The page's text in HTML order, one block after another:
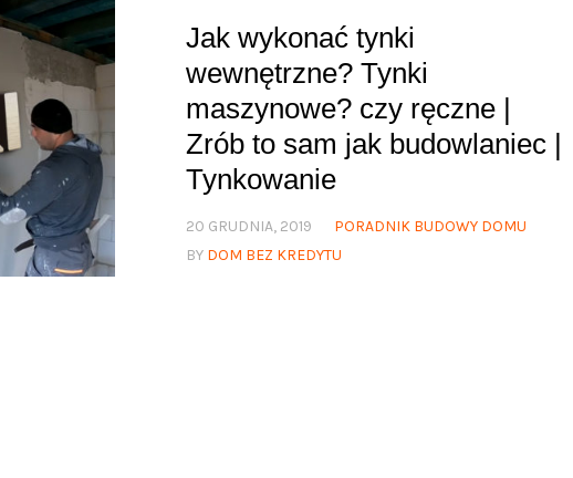
Jak wykonać tynki
wewnętrzne? Tynki
maszynowe? czy ręczne |
Zrób to sam jak budowlaniec |
Tynkowanie
20 GRUDNIA, 2019
PORADNIK BUDOWY DOMU
BY DOM BEZ KREDYTU